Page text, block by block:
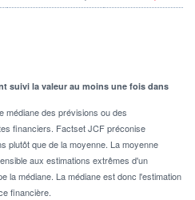
suivi la valeur au moins une fois dans
médiane des prévisions ou des
financiers. Factset JCF préconise
plutôt que de la moyenne. La moyenne
aux estimations extrêmes d'un
la médiane. La médiane est donc l'estimation
financière.